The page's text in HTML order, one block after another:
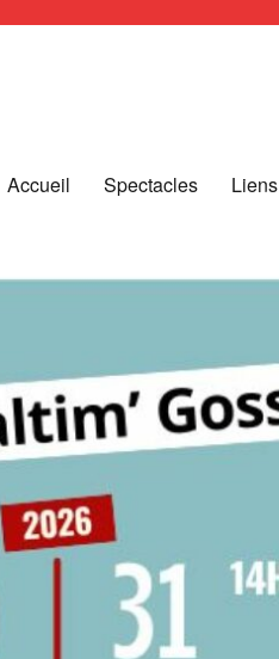
Accueil Spectacles Liens